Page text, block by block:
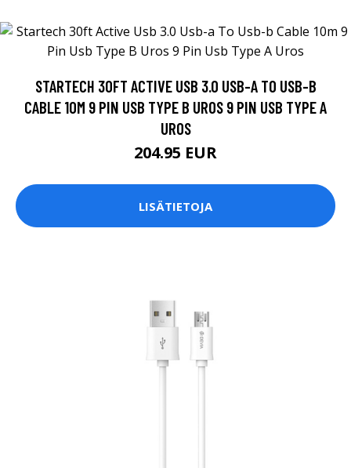
STARTECH 30FT ACTIVE USB 3.0 USB-A TO USB-B
CABLE 10M 9 PIN USB TYPE B UROS 9 PIN USB TYPE A
UROS
204.95 EUR
LISÄTIETOJA